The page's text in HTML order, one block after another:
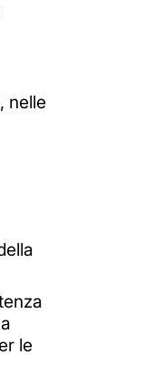
nelle
le